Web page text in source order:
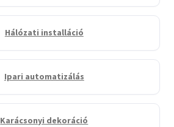
Hálózati installáció
Ipari automatizálás
Karácsonyi dekoráció